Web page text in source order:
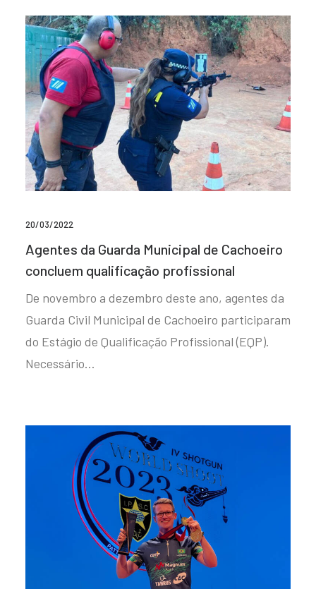
20/03/2022
Agentes da Guarda Municipal de Cachoeiro
concluem qualificação profissional
De novembro a dezembro deste ano, agentes da
Guarda Civil Municipal de Cachoeiro participaram
do Estágio de Qualificação Profissional (EQP).
Necessário…